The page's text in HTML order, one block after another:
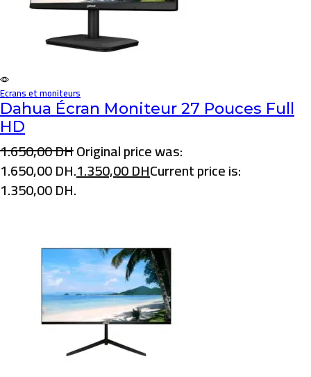
Ecrans et moniteurs
Dahua Écran Moniteur 27 Pouces Full
HD
1.650,00DHOriginal price was:
1.650,00 DH.1.350,00DHCurrent price is:
1.350,00 DH.